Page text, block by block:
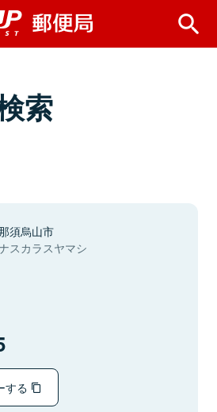
索
須烏山市
スカラスヤマシ
する